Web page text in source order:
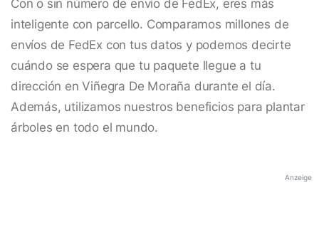
Con o sin número de envío de FedEx, eres más
inteligente con parcello. Comparamos millones de
envíos de FedEx con tus datos y podemos decirte
cuándo se espera que tu paquete llegue a tu
dirección en Viñegra De Moraña durante el día.
Además, utilizamos nuestros beneficios para plantar
árboles en todo el mundo.
Anzeige